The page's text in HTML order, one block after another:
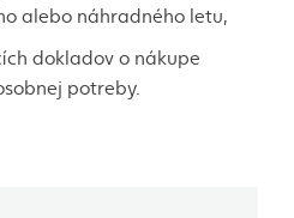
alebo náhradného letu,
dokladov o nákupe
potreby.